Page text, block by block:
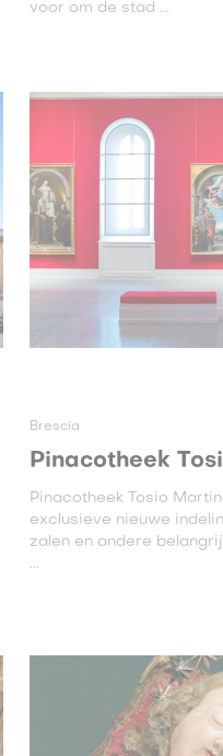
voor om de stad ...
Brescia
Pinacotheek
Pinacotheek Tosio
exclusieve nieuwe
zalen en andere
...